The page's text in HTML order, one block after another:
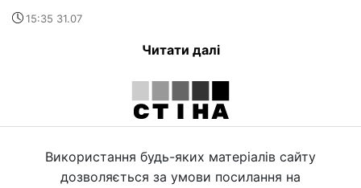
15:35 31.07
Читати далі
Використання будь-яких матеріалів сайту
дозволяється за умови посилання на